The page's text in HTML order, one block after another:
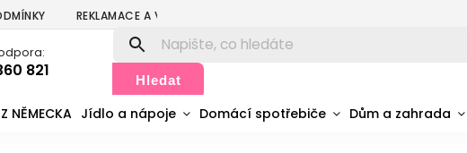
REKLAMACE A VRÁCENÍ
821 Hledat
NĚMECKA Jídlo a nápoje Domácí spotřebiče Dům a zahrada